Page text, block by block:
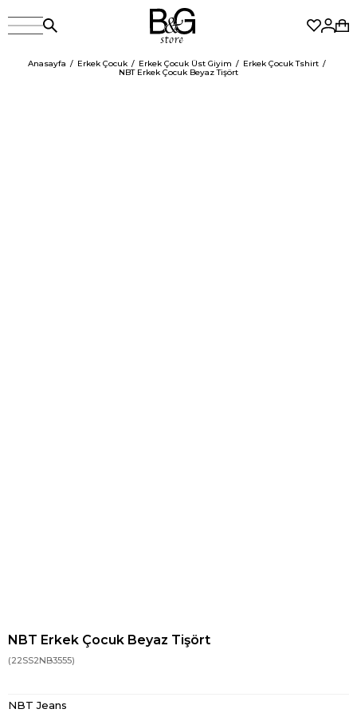
Anasayfa Erkek Çocuk Erkek Çocuk Üst Giyim
Erkek Çocuk Tshirt
NBT Erkek Çocuk Beyaz Tişört
NBT Erkek Çocuk Beyaz Tişört
(22SS2NB3555)
NBT Jeans